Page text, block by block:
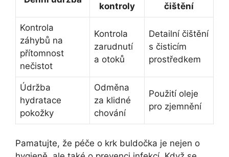
kontroly čištění
Kontrola
záhybů na
přítomnost
nečistot
Kontrola‌
zarudnutí
a otoků
Detailní ‍čištění
s ​čisticím
prostředkem
Údržba
hydratace ​
pokožky
Odměna
za klidné
chování
Použití oleje
pro zjemnění
Pamatujte, že​ péče o ​krk buldočka je ⁤nejen o